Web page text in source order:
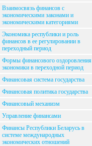
Взаимосвязь финансов с
экономическими законами и
экономическими категориями
Экономика республики и роль
финансов в ее регулировании в
переходный период
Формы финансового оздоровления
экономики в переходной период
Финансовая система государства
Финансовая политика государства
Финансовый механизм
Управление финансами
Финансы Республики Беларусь в
системе международных
экономических отношений